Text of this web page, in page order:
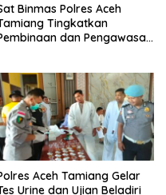
Binmas Polres Aceh
Tingkatkan
dan Pengawasan
Aceh Tamiang Gelar
Urine dan Ujian Beladiri